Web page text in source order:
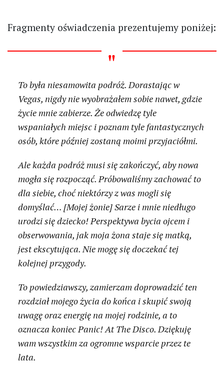
Fragmenty oświadczenia prezentujemy poniżej:
To była niesamowita podróż. Dorastając w
Vegas, nigdy nie wyobrażałem sobie nawet, gdzie
życie mnie zabierze. Że odwiedzę tyle
wspaniałych miejsc i poznam tyle fantastycznych
osób, które później zostaną moimi przyjaciółmi.
Ale każda podróż musi się zakończyć, aby nowa
mogła się rozpocząć. Próbowaliśmy zachować to
dla siebie, choć niektórzy z was mogli się
domyślać… [Mojej żonie] Sarze i mnie niedługo
urodzi się dziecko! Perspektywa bycia ojcem i
obserwowania, jak moja żona staje się matką,
jest ekscytująca. Nie mogę się doczekać tej
kolejnej przygody.
To powiedziawszy, zamierzam doprowadzić ten
rozdział mojego życia do końca i skupić swoją
uwagę oraz energię na mojej rodzinie, a to
oznacza koniec Panic! At The Disco. Dziękuję
wam wszystkim za ogromne wsparcie przez te
lata.